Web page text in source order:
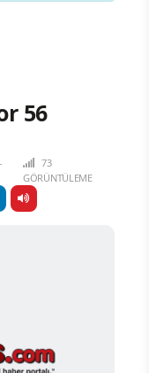
56
73
GÖRÜNTÜLEME